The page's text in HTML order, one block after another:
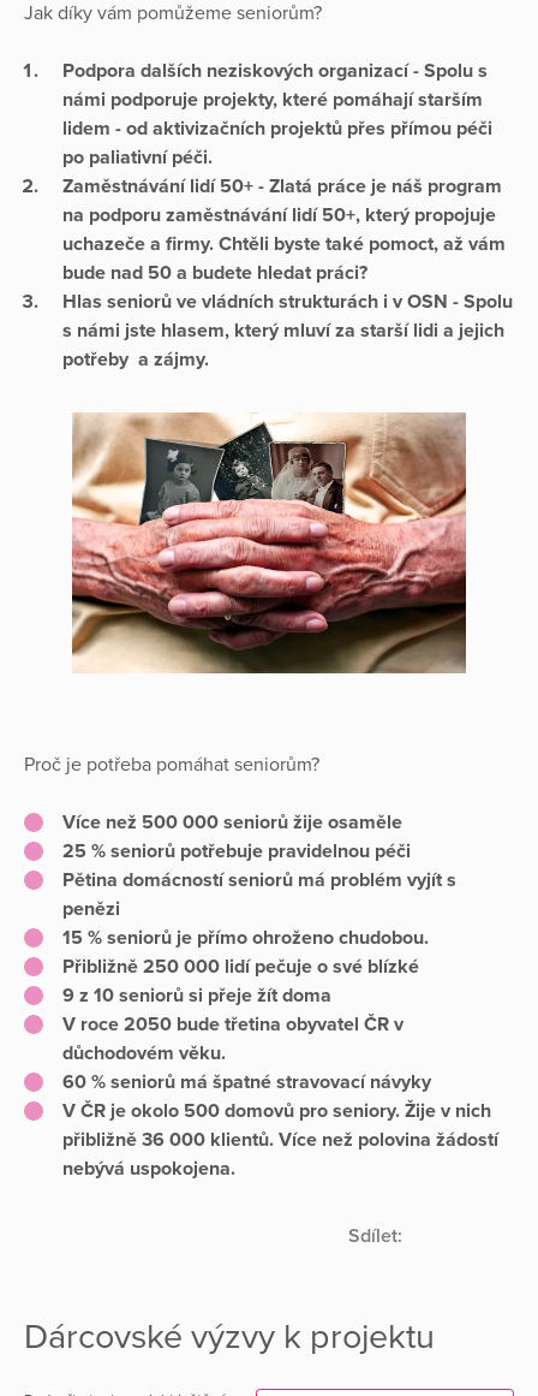
Jak díky vám pomůžeme seniorům?
Podpora dalších neziskových organizací - Spolu s
námi podporuje projekty, které pomáhají starším
lidem - od aktivizačních projektů přes přímou péči
po paliativní péči.
Zaměstnávání lidí 50+ - Zlatá práce je náš program
na podporu zaměstnávání lidí 50+, který propojuje
uchazeče a firmy. Chtěli byste také pomoct, až vám
bude nad 50 a budete hledat práci?
Hlas seniorů ve vládních strukturách i v OSN - Spolu
s námi jste hlasem, který mluví za starší lidi a jejich
potřeby a zájmy.
Proč je potřeba pomáhat seniorům?
Více než 500 000 seniorů žije osaměle
25 % seniorů potřebuje pravidelnou péči
Pětina domácností seniorů má problém vyjít s
penězi
15 % seniorů je přímo ohroženo chudobou.
Přibližně 250 000 lidí pečuje o své blízké
9 z 10 seniorů si přeje žít doma
V roce 2050 bude třetina obyvatel ČR v
důchodovém věku.
60 % seniorů má špatné stravovací návyky
V ČR je okolo 500 domovů pro seniory. Žije v nich
přibližně 36 000 klientů. Více než polovina žádostí
nebývá uspokojena.
Sdílet:
Dárcovské výzvy k projektu